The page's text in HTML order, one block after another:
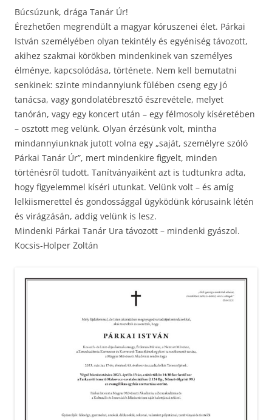
Búcsúzunk, drága Tanár Úr!
Érezhetően megrendült a magyar kóruszenei élet. Párkai
István személyében olyan tekintély és egyéniség távozott,
akihez szakmai körökben mindenkinek van személyes
élménye, kapcsolódása, története. Nem kell bemutatni
senkinek: szinte mindannyiunk fülében cseng egy jó
tanácsa, vagy gondolatébresztő észrevétele, melyet
tanórán, vagy egy koncert után – egy félmosoly kíséretében
– osztott meg velünk. Olyan érzésünk volt, mintha
mindannyiunknak jutott volna egy „saját, személyre szóló
Párkai Tanár Úr”, mert mindenkire figyelt, minden
történésről tudott. Tanítványaiként azt is tudtunkra adta,
hogy figyelemmel kíséri utunkat. Velünk volt – és amíg
lelkiismerettel és gondossággal ügyködünk kórusaink létén
és virágzásán, addig velünk is lesz.
Mindenki Párkai Tanár Ura távozott – mindenki gyászol.
Kocsis-Holper Zoltán